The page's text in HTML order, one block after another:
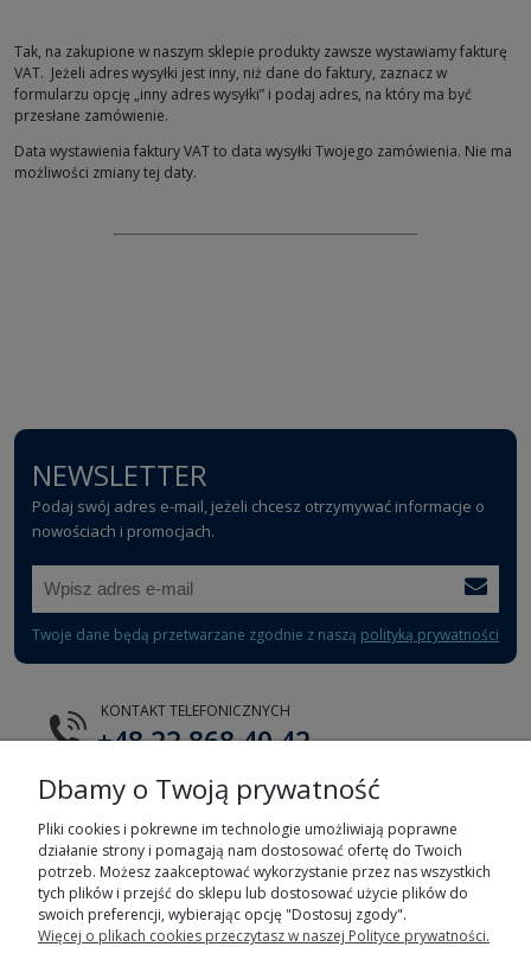
Tak, na zakupione w naszym sklepie produkty zawsze wystawiamy fakturę
VAT. Jeżeli adres wysyłki jest inny, niż dane do faktury, zaznacz w
formularzu opcję „inny adres wysyłki” i podaj adres, na który ma być
przesłane zamówienie.
Data wystawienia faktury VAT to data wysyłki Twojego zamówienia. Nie ma
możliwości zmiany tej daty.
NEWSLETTER
Podaj swój adres e-mail, jeżeli chcesz otrzymywać informacje o
nowościach i promocjach.
Twoje dane będą przetwarzane zgodnie z naszą polityką prywatności
KONTAKT TELEFONICZNYCH
+48 22 868 40 42
E-MAIL
tts@tts.com.pl
POMOC
Dbamy o Twoją prywatność
Pliki cookies i pokrewne im technologie umożliwiają poprawne
działanie strony i pomagają nam dostosować ofertę do Twoich
potrzeb. Możesz zaakceptować wykorzystanie przez nas wszystkich
tych plików i przejść do sklepu lub dostosować użycie plików do
swoich preferencji, wybierając opcję "Dostosuj zgody".
Więcej o plikach cookies przeczytasz w naszej Polityce prywatności.